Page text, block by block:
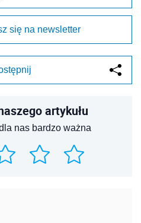
się na newsletter
artykułu
nas bardzo ważna